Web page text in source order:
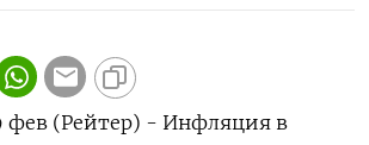
(Рейтер) - Инфляция в